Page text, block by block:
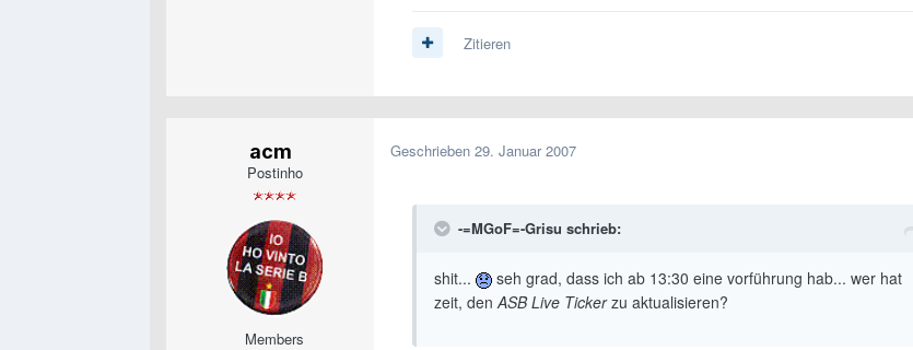
Zitieren
acm
Postinho
Members
Geschrieben 29. Januar 2007
-=MGoF=-Grisu schrieb:
shit...
seh grad, dass ich ab 13:30 eine vorführung hab... wer hat
zeit, den ASB Live Tickerzu aktualisieren?